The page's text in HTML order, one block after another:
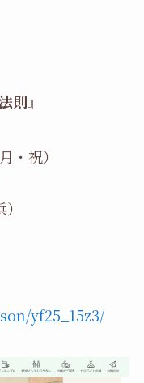
則』
・祝）
yf25_15z3/